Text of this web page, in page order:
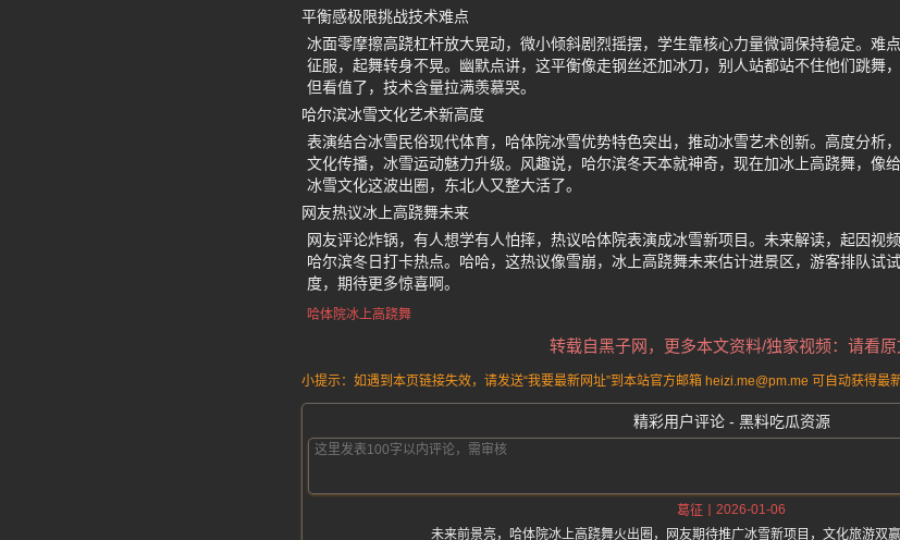
平衡感极限挑战技术难点
冰面零摩擦高跷杠杆放大晃动，微小倾斜剧烈摇摆，学生靠核心力量微调保持稳定。难
征服，起舞转身不晃。幽默点讲，这平衡像走钢丝还加冰刀，别人站都站不住他们跳舞
但看值了，技术含量拉满羡慕哭。
哈尔滨冰雪文化艺术新高度
表演结合冰雪民俗现代体育，哈体院冰雪优势特色突出，推动冰雪艺术创新。高度分析
文化传播，冰雪运动魅力升级。风趣说，哈尔滨冬天本就神奇，现在加冰上高跷舞，像
冰雪文化这波出圈，东北人又整大活了。
网友热议冰上高跷舞未来
网友评论炸锅，有人想学有人怕摔，热议哈体院表演成冰雪新项目。未来解读，起因视
哈尔滨冬日打卡热点。哈哈，这热议像雪崩，冰上高跷舞未来估计进景区，游客排队试
度，期待更多惊喜啊。
哈体院冰上高跷舞
转载自黑子网，更多本文资料/独家视频：请看原
小提示：如遇到本页链接失效，请发送“我要最新网址”到本站官方邮箱 heizi.me@pm.me 可自动获得最
精彩用户评论 - 黑料吃瓜资源
葛征
2026-01-06
未来前景亮，哈体院冰上高跷舞火出圈，网友期待推广冰雪新项目，文化旅游双